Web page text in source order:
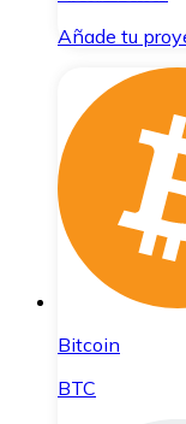
Añade tu
Bitcoin
BTC